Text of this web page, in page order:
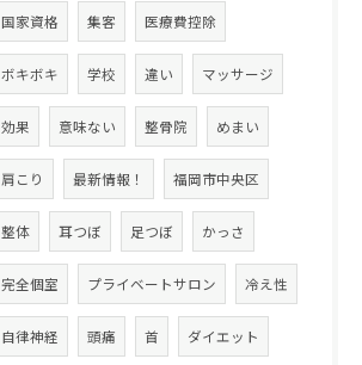
国家資格 集客 医療費控除
ボキボキ 学校 違い マッサージ
効果 意味ない 整骨院 めまい
肩こり 最新情報！ 福岡市中央区
整体 耳つぼ 足つぼ かっさ
完全個室 プライベートサロン 冷え性
自律神経 頭痛 首 ダイエット